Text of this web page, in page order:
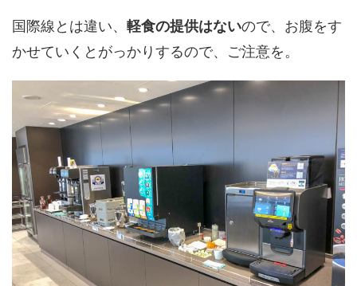
国際線とは違い、 軽食の提供はないので、お腹をす
かせていくとがっかりするので、ご注意を。